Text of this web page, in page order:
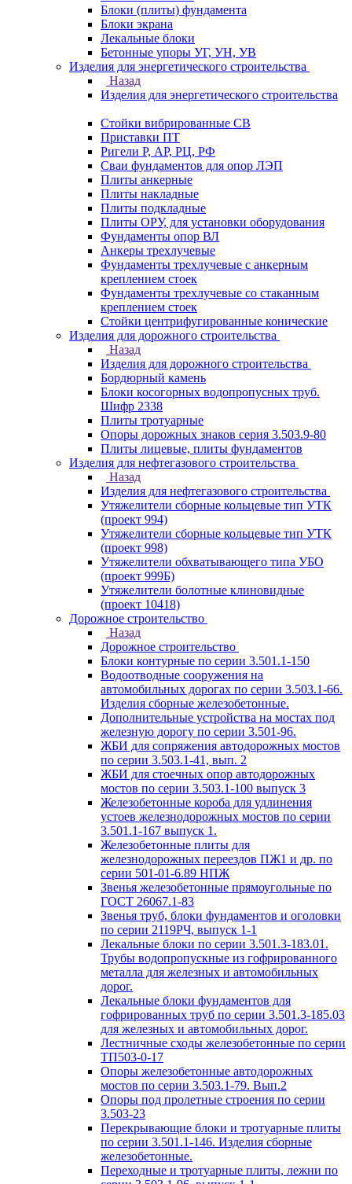
Блоки (плиты) фундамента
Блоки экрана
Лекальные блоки
Бетонные упоры УГ, УН, УВ
Изделия для энергетического строительства
Назад
Изделия для энергетического строительства
Стойки вибрированные СВ
Приставки ПТ
Ригели Р, АР, РЦ, РФ
Сваи фундаментов для опор ЛЭП
Плиты анкерные
Плиты накладные
Плиты подкладные
Плиты ОРУ, для установки оборудования
Фундаменты опор ВЛ
Анкеры трехлучевые
Фундаменты трехлучевые с анкерным
креплением стоек
Фундаменты трехлучевые со стаканным
креплением стоек
Стойки центрифугированные конические
Изделия для дорожного строительства
Назад
Изделия для дорожного строительства
Бордюрный камень
Блоки косогорных водопропусных труб.
Шифр 2338
Плиты тротуарные
Опоры дорожных знаков серия 3.503.9-80
Плиты лицевые, плиты фундаментов
Изделия для нефтегазового строительства
Назад
Изделия для нефтегазового строительства
Утяжелители сборные кольцевые тип УТК
(проект 994)
Утяжелители сборные кольцевые тип УТК
(проект 998)
Утяжелители обхватывающего типа УБО
(проект 999Б)
Утяжелители болотные клиновидные
(проект 10418)
Дорожное строительство
Назад
Дорожное строительство
Блоки контурные по серии 3.501.1-150
Водоотводные сооружения на
автомобильных дорогах по серии 3.503.1-66.
Изделия сборные железобетонные.
Дополнительные устройства на мостах под
железную дорогу по серии 3.501-96.
ЖБИ для сопряжения автодорожных мостов
по серии 3.503.1-41, вып. 2
ЖБИ для стоечных опор автодорожных
мостов по серии 3.503.1-100 выпуск 3
Железобетонные короба для удлинения
устоев железнодорожных мостов по серии
3.501.1-167 выпуск 1.
Железобетонные плиты для
железнодорожных переездов ПЖ1 и др. по
серии 501-01-6.89 НПЖ
Звенья железобетонные прямоугольные по
ГОСТ 26067.1-83
Звенья труб, блоки фундаментов и оголовки
по серии 2119РЧ, выпуск 1-1
Лекальные блоки по серии 3.501.3-183.01.
Трубы водопропускные из гофрированного
металла для железных и автомобильных
дорог.
Лекальные блоки фундаментов для
гофрированных труб по серии 3.501.3-185.03
для железных и автомобильных дорог.
Лестничные сходы железобетонные по серии
ТП503-0-17
Опоры железобетонные автодорожных
мостов по серии 3.503.1-79. Вып.2
Опоры под пролетные строения по серии
3.503-23
Перекрывающие блоки и тротуарные плиты
по серии 3.501.1-146. Изделия сборные
железобетонные.
Переходные и тротуарные плиты, лежни по